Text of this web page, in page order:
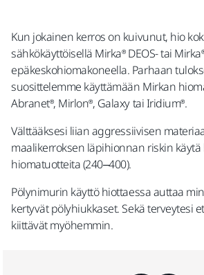
Kun jokainen kerros on kuivunut, hio
sähkökäyttöisellä Mirka® DEOS- tai
epäkeskohiomakoneella. Parhaan
suosittelemme käyttämään Mirkan
Abranet®, Mirlon®, Galaxy tai Iridium®.
Välttääksesi liian aggressiivisen
maalikerroksen läpihionnan riskin käytä
hiomatuotteita (240–400).
Pölynimurin käyttö hiottaessa auttaa
kertyvät pölyhiukkaset. Sekä terveytesi
kiittävät myöhemmin.